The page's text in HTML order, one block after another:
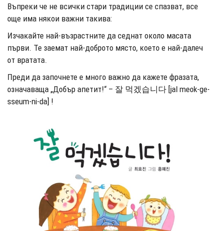
Въпреки че не всички стари традиции се спазват, все
още има някои важни такива:
Изчакайте най-възрастните да седнат около масата
първи. Те заемат най-доброто място, което е най-далеч
от вратата.
Преди да започнете е много важно да кажете фразата,
означаваща „Добър апетит!“ – 잘 먹겠습니다 [jal meok-ge-
sseum-ni-da] !